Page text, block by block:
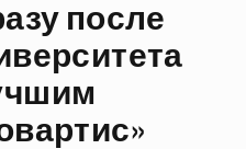
после